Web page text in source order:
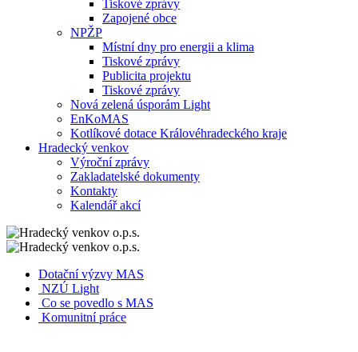
Tiskové zprávy
Zapojené obce
NPŽP
Místní dny pro energii a klima
Tiskové zprávy
Publicita projektu
Tiskové zprávy
Nová zelená úsporám Light
EnKoMAS
Kotlíkové dotace Královéhradeckého kraje
Hradecký venkov
Výroční zprávy
Zakladatelské dokumenty
Kontakty
Kalendář akcí
Dotační výzvy MAS
NZÚ Light
Co se povedlo s MAS
Komunitní práce